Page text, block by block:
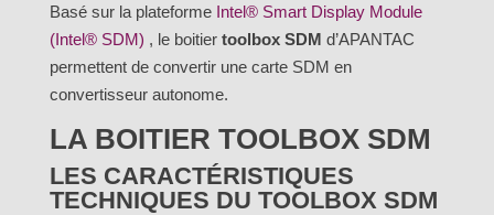
Basé sur la plateforme Intel® Smart Display Module
(Intel® SDM) , le boitiertoolbox SDM d’APANTAC
permettent de convertir une carte SDM en
convertisseur autonome.
LA BOITIER TOOLBOX SDM
LES CARACTÉRISTIQUES
TECHNIQUES DU TOOLBOX SDM